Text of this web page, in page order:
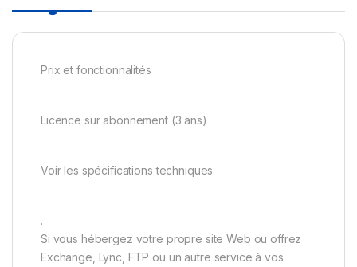
Prix et fonctionnalités
Licence sur abonnement (3 ans)
Voir les spécifications techniques
.
Si vous hébergez votre propre site Web ou offrez
Exchange, Lync, FTP ou un autre service à vos